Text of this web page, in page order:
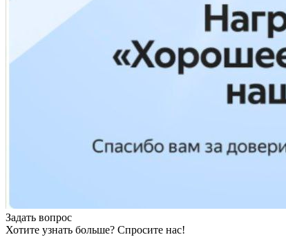
Задать вопрос
Хотите узнать больше? Спросите нас!